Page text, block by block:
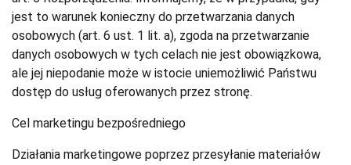
jest to warunek konieczny do przetwarzania danych
osobowych (art. 6 ust. 1 lit. a), zgoda na przetwarzanie
danych osobowych w tych celach nie jest obowiązkowa,
ale jej niepodanie może w istocie uniemożliwić Państwu
dostęp do usług oferowanych przez stronę.
Cel marketingu bezpośredniego
Działania marketingowe poprzez przesyłanie materiałów